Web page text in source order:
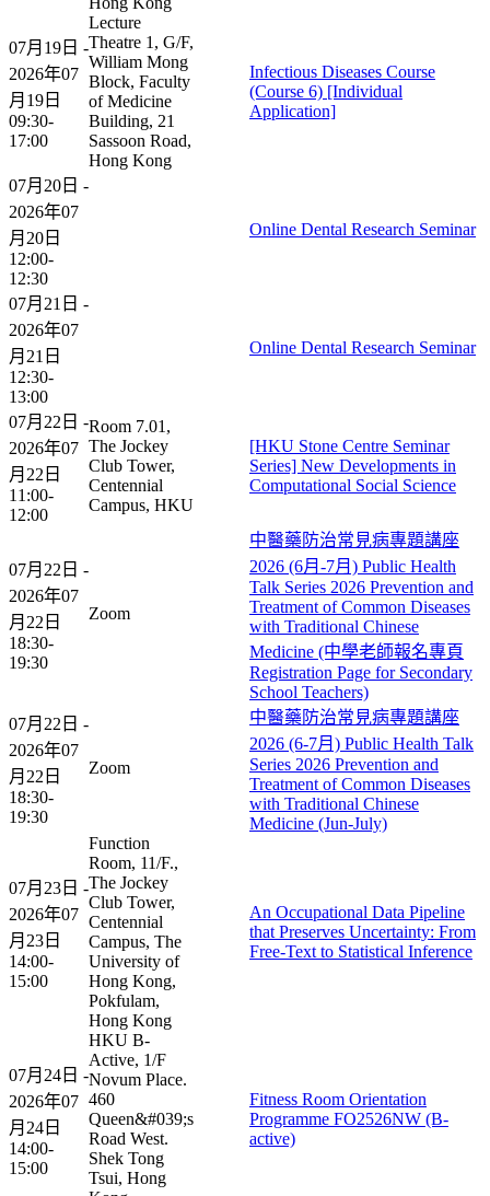
07月19日 -
2026年07
月19日
09:30-
17:00
Lecture
Theatre 1, G/F,
William Mong
Block, Faculty
of Medicine
Building, 21
Sassoon Road,
Hong Kong
Infectious Diseases Course
(Course 6) [Individual
Application]
07月20日 -
2026年07
月20日
12:00-
12:30
Online Dental Research Seminar
07月21日 -
2026年07
月21日
12:30-
13:00
Online Dental Research Seminar
07月22日 -
2026年07
月22日
11:00-
12:00
Room 7.01,
The Jockey
Club Tower,
Centennial
Campus, HKU
[HKU Stone Centre Seminar
Series] New Developments in
Computational Social Science
07月22日 -
2026年07
月22日
18:30-
19:30
Zoom
中醫藥防治常見病專題講座
2026 (6月-7月) Public Health
Talk Series 2026 Prevention and
Treatment of Common Diseases
with Traditional Chinese
Medicine (中學老師報名專頁
Registration Page for Secondary
School Teachers)
07月22日 -
2026年07
月22日
18:30-
19:30
Zoom
中醫藥防治常見病專題講座
2026 (6-7月) Public Health Talk
Series 2026 Prevention and
Treatment of Common Diseases
with Traditional Chinese
Medicine (Jun-July)
07月23日 -
2026年07
月23日
14:00-
15:00
Function
Room, 11/F.,
The Jockey
Club Tower,
Centennial
Campus, The
University of
Hong Kong,
Pokfulam,
Hong Kong
An Occupational Data Pipeline
that Preserves Uncertainty: From
Free-Text to Statistical Inference
07月24日 -
2026年07
月24日
14:00-
15:00
HKU B-
Active, 1/F
Novum Place.
460
Queen&#039;s
Road West.
Shek Tong
Tsui, Hong
Fitness Room Orientation
Programme FO2526NW (B-
active)